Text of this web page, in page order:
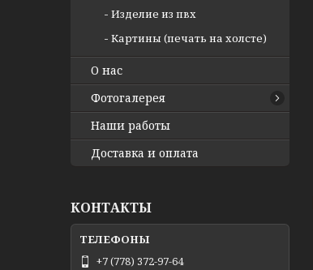
Изделие из пвх
Картины (печать на холсте)
О нас
Фотогалерея
Наши работы
Доставка и оплата
КОНТАКТЫ
+7 (778) 372-97-64